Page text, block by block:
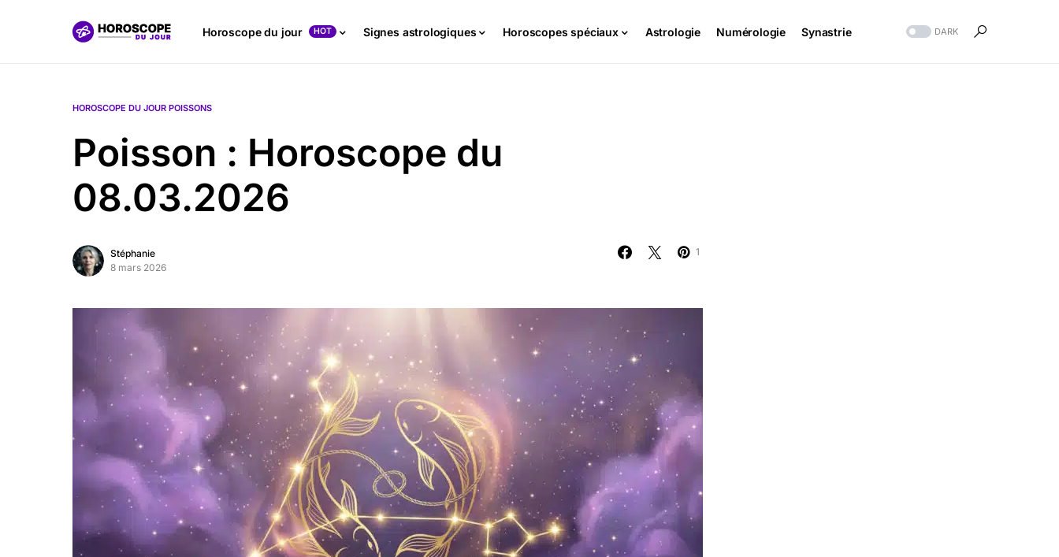
Horoscope du jour HOT Signes astrologiques Horoscopes spéciaux Astrologie Numérologie Synastrie DARK
HOROSCOPE DU JOUR POISSONS
Poisson : Horoscope du
08.03.2026
Stéphanie
8 mars 2026
1